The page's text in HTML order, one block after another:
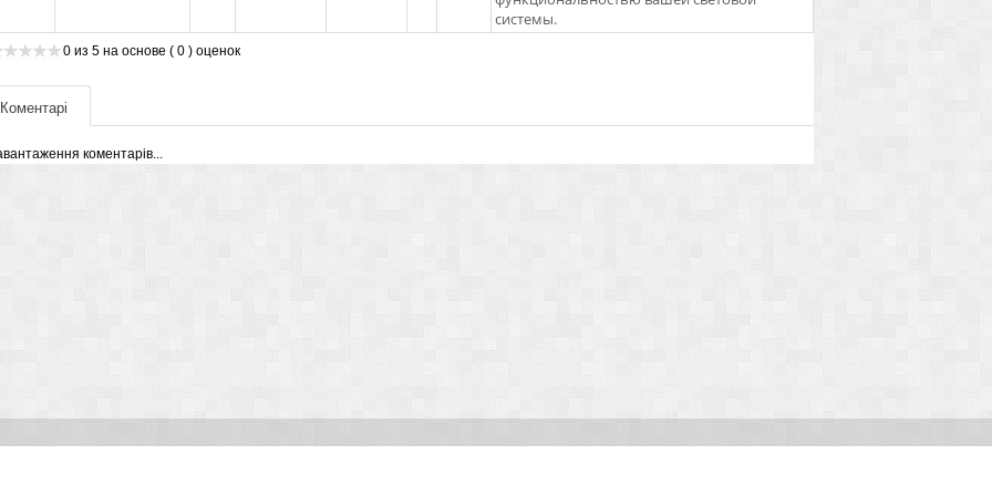
системы.
0 из 5 на основе ( 0 ) оценок
Коментарі
коментарів...